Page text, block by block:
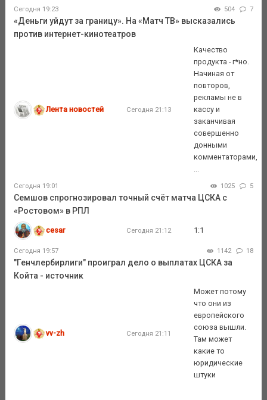
Сегодня 19:23 504 7
«Деньги уйдут за границу». На «Матч ТВ» высказались
против интернет-кинотеатров
Лента новостей Сегодня 21:13
Качество
продукта - г*но.
Начиная от
повторов,
рекламы не в
кассу и
заканчивая
совершенно
донными
комментаторами,
...
Сегодня 19:01 1025 5
Семшов спрогнозировал точный счёт матча ЦСКА с
«Ростовом» в РПЛ
cesar Сегодня 21:12 1:1
Сегодня 19:57 1142 18
"Генчлербирлиги" проиграл дело о выплатах ЦСКА за
Койта - источник
vv-zh Сегодня 21:11
Может потому
что они из
европейского
союза вышли.
Там может
какие то
юридические
штуки